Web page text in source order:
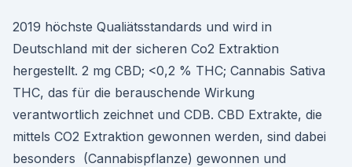
2019 höchste Qualiätsstandards und wird in
Deutschland mit der sicheren Co2 Extraktion
hergestellt. 2 mg CBD; <0,2 % THC; Cannabis Sativa
THC, das für die berauschende Wirkung
verantwortlich zeichnet und CDB. CBD Extrakte, die
mittels CO2 Extraktion gewonnen werden, sind dabei
besonders (Cannabispflanze) gewonnen und